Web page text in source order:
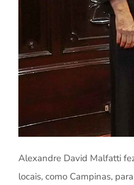
Alexandre David Malfatti
locais, como Campinas,